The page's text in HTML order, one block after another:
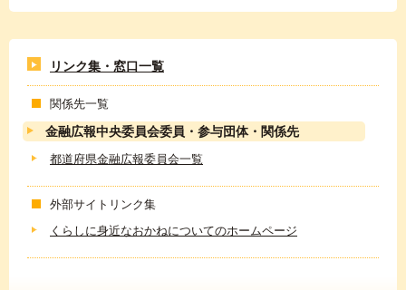
リンク集・窓口一覧
関係先一覧
金融広報中央委員会委員・参与団体・関係先
都道府県金融広報委員会一覧
外部サイトリンク集
くらしに身近なおかねについてのホームページ